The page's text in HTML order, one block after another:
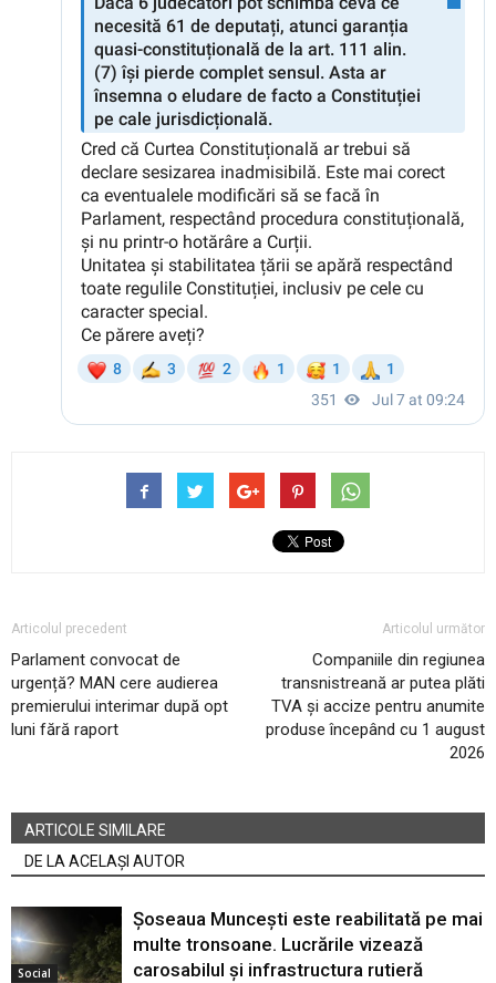
Articolul precedent
Parlament convocat de
urgență? MAN cere audierea
premierului interimar după opt
luni fără raport
Articolul următor
Companiile din regiunea
transnistreană ar putea plăti
TVA și accize pentru anumite
produse începând cu 1 august
2026
ARTICOLE SIMILARE
DE LA ACELAȘI AUTOR
Social
Șoseaua Muncești este reabilitată pe mai
multe tronsoane. Lucrările vizează
carosabilul și infrastructura rutieră